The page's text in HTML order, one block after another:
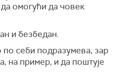
омогући да човек
и безбедан.
по себи подразумева, зар
на пример, и да поштује